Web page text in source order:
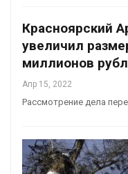
Красноярский
увеличил
миллионов
Апр 15, 2022
Рассмотрение дела